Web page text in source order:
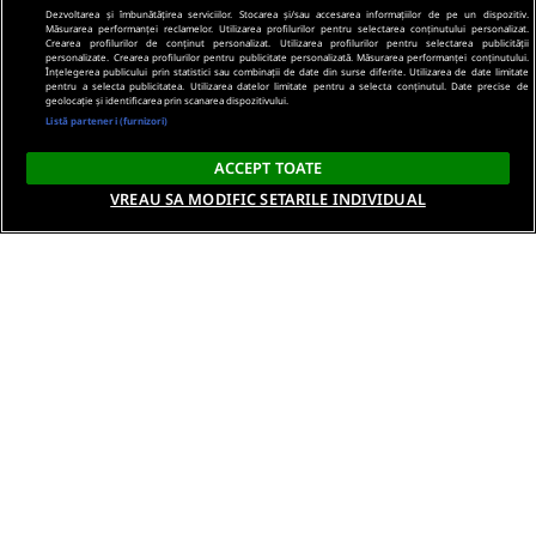
Dezvoltarea și îmbunătățirea serviciilor. Stocarea și/sau accesarea informațiilor de pe un dispozitiv.
Măsurarea performanței reclamelor. Utilizarea profilurilor pentru selectarea conținutului personalizat.
Crearea profilurilor de conținut personalizat. Utilizarea profilurilor pentru selectarea publicității
personalizate. Crearea profilurilor pentru publicitate personalizată. Măsurarea performanței conținutului.
Înțelegerea publicului prin statistici sau combinații de date din surse diferite. Utilizarea de date limitate
pentru a selecta publicitatea. Utilizarea datelor limitate pentru a selecta conținutul. Date precise de
geolocație și identificarea prin scanarea dispozitivului.
Listă parteneri (furnizori)
ACCEPT TOATE
VREAU SA MODIFIC SETARILE INDIVIDUAL